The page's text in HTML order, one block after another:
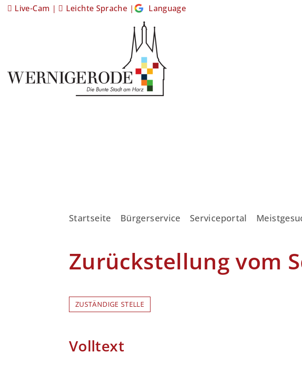
Live-Cam | Leichte Sprache | Language
Startseite Bürgerservice Serviceportal
Zurückstellung vom
ZUSTÄNDIGE STELLE
Volltext